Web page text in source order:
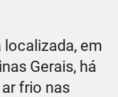
em
Gerais, há
frio nas